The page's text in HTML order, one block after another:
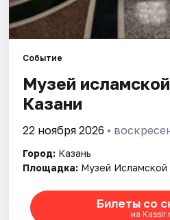
Событие
Музей
Казани
22 ноября 2026 •
Город: Казань
Площадка: Музей Исламской
Билеты со
на